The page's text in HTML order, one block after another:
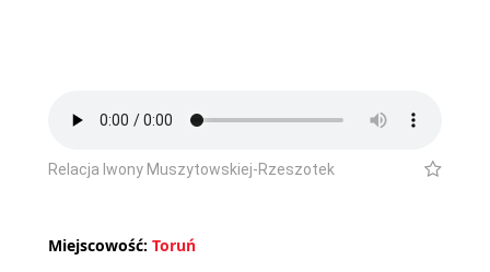
Relacja Iwony Muszytowskiej-Rzeszotek
Miejscowość: Toruń